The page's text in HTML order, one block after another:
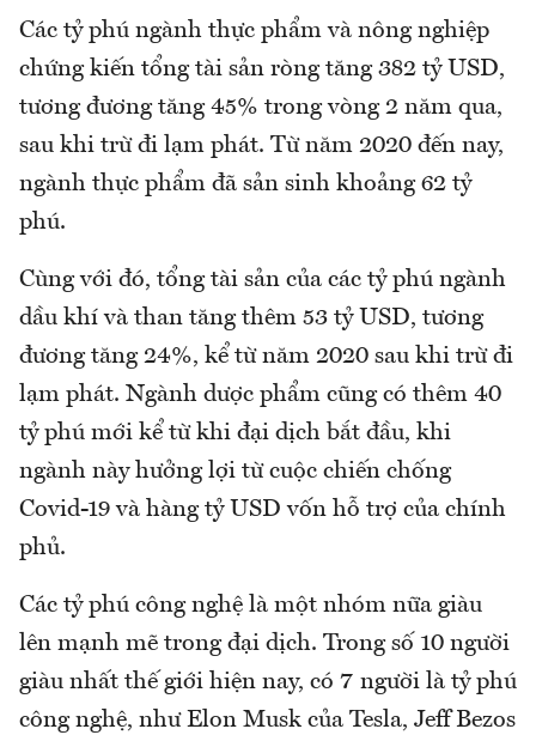
Các tỷ phú ngành thực phẩm và nông nghiệp
chứng kiến tổng tài sản ròng tăng 382 tỷ USD,
tương đương tăng 45% trong vòng 2 năm qua,
sau khi trừ đi lạm phát. Từ năm 2020 đến nay,
ngành thực phẩm đã sản sinh khoảng 62 tỷ
phú.
Cùng với đó, tổng tài sản của các tỷ phú ngành
dầu khí và than tăng thêm 53 tỷ USD, tương
đương tăng 24%, kể từ năm 2020 sau khi trừ đi
lạm phát. Ngành dược phẩm cũng có thêm 40
tỷ phú mới kể từ khi đại dịch bắt đầu, khi
ngành này hưởng lợi từ cuộc chiến chống
Covid-19 và hàng tỷ USD vốn hỗ trợ của chính
phủ.
Các tỷ phú công nghệ là một nhóm nữa giàu
lên mạnh mẽ trong đại dịch. Trong số 10 người
giàu nhất thế giới hiện nay, có 7 người là tỷ phú
công nghệ, như Elon Musk của Tesla, Jeff Bezos